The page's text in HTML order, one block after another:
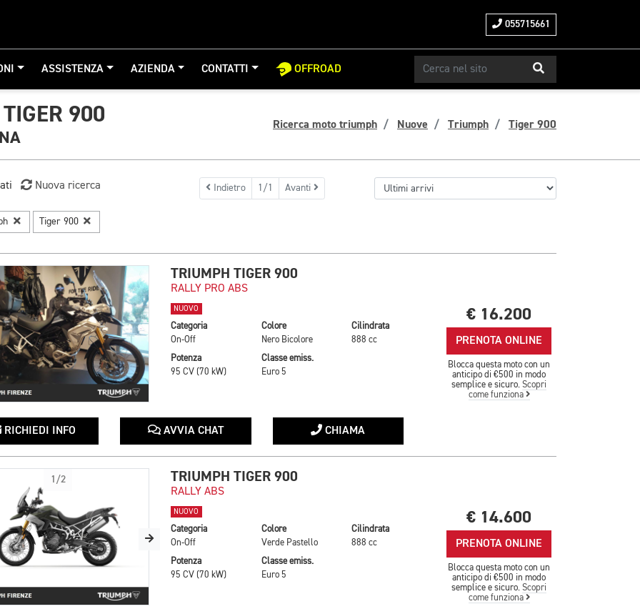
055715661
ASSISTENZA AZIENDA CONTATTI OFFROAD
900 Ricerca moto triumph Nuove Triumph Tiger 900
Nuova ricerca Indietro 1/1 Avanti
Tiger 900
TRIUMPH TIGER 900
RALLY PRO ABS
NUOVO
Categoria
On-Off
Colore
Nero Bicolore
Cilindrata
888 cc
Potenza
95 CV (70 kW)
Classe emiss.
Euro 5
€ 16.200
PRENOTA ONLINE
Blocca questa moto con un
anticipo di €500 in modo
semplice e sicuro.Scopri
come funziona
RICHIEDI INFO AVVIA CHAT CHIAMA
1/2 TRIUMPH TIGER 900
RALLY ABS
NUOVO
Categoria
On-Off
Colore
Verde Pastello
Cilindrata
888 cc
Potenza
95 CV (70 kW)
Classe emiss.
Euro 5
€ 14.600
PRENOTA ONLINE
Blocca questa moto con un
anticipo di €500 in modo
semplice e sicuro.Scopri
come funziona